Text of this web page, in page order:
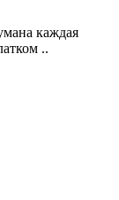
каждая
..